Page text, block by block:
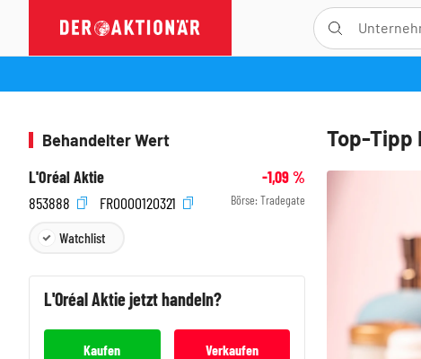
Top-Tipp
Behandelter Wert
L'Oréal Aktie
-1,09%
853888
FR0000120321 Börse: Tradegate
Watchlist
L'OréalAktie jetzt handeln?
Kaufen Verkaufen